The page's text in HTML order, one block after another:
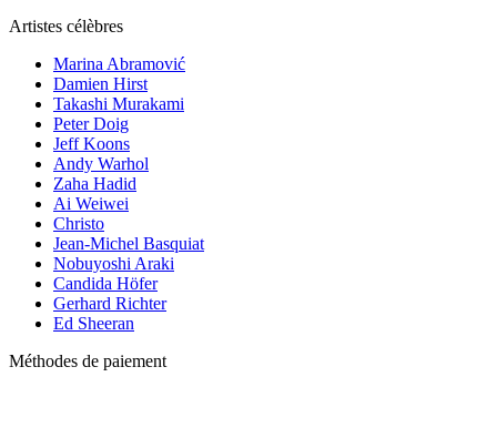
Artistes célèbres
Marina Abramović
Damien Hirst
Takashi Murakami
Peter Doig
Jeff Koons
Andy Warhol
Zaha Hadid
Ai Weiwei
Christo
Jean-Michel Basquiat
Nobuyoshi Araki
Candida Höfer
Gerhard Richter
Ed Sheeran
Méthodes de paiement